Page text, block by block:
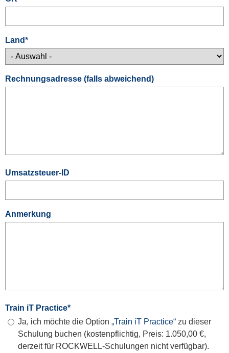
Land*
Rechnungsadresse (falls abweichend)
Umsatzsteuer-ID
Anmerkung
Train iT Practice*
Ja, ich möchte die Option „Train iT Practice“ zu dieser
Schulung buchen (kostenpflichtig, Preis: 1.050,00 €,
derzeit für ROCKWELL-Schulungen nicht verfügbar).